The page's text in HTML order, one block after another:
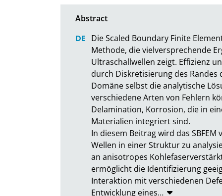
Die Scaled Boundary Finite
Methode, die vielversprechende
Ultraschallwellen zeigt. Effizienz
durch Diskretisierung des
Domäne selbst die analytische
verschiedene Arten von Fehlern
Delamination, Korrosion, die in
Materialien integriert sind.
In diesem Beitrag wird das
Wellen in einer Struktur zu
an anisotropes
ermöglicht die Identifizierung
Interaktion mit verschiedenen
Entwicklung eines…